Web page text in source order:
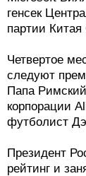
генсек
партии
Четвертое
следуют
Папа
корпорации
футболист
Президент
рейтинг и